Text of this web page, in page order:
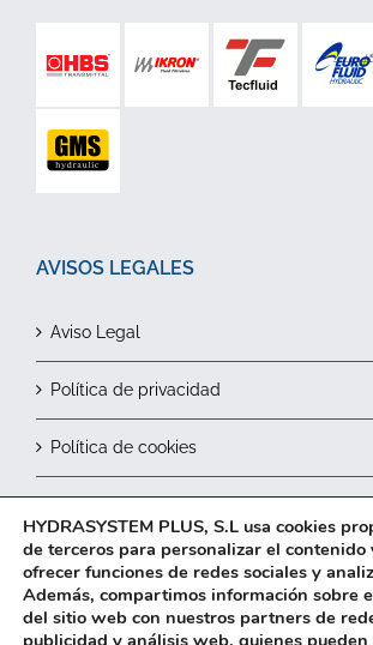
AVISOS LEGALES
Aviso Legal
Política de privacidad
Política de cookies
HYDRASYSTEM PLUS, S.L usa cookies
de terceros para personalizar el contenido
ofrecer funciones de redes sociales y
Además, compartimos información sobre
del sitio web con nuestros partners de
publicidad y análisis web, quienes